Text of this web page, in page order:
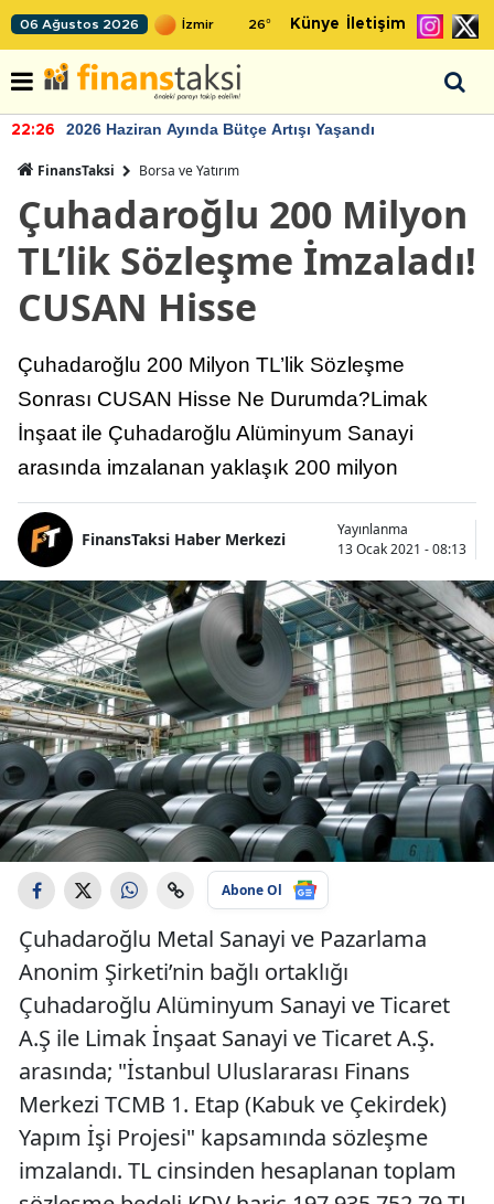
06 Ağustos 2026 26° Künye İletişim
22:26 2026 Haziran Ayında Bütçe Artışı Yaşandı
FinansTaksi Borsa ve Yatırım
Çuhadaroğlu 200 Milyon
TL’lik Sözleşme İmzaladı!
CUSAN Hisse
Çuhadaroğlu 200 Milyon TL’lik Sözleşme
Sonrası CUSAN Hisse Ne Durumda?Limak
İnşaat ile Çuhadaroğlu Alüminyum Sanayi
arasında imzalanan yaklaşık 200 milyon
FinansTaksi Haber Merkezi
Yayınlanma
13 Ocak 2021 - 08:13
Abone Ol
Çuhadaroğlu Metal Sanayi ve Pazarlama
Anonim Şirketi’nin bağlı ortaklığı
Çuhadaroğlu Alüminyum Sanayi ve Ticaret
A.Ş ile Limak İnşaat Sanayi ve Ticaret A.Ş.
arasında; "İstanbul Uluslararası Finans
Merkezi TCMB 1. Etap (Kabuk ve Çekirdek)
Yapım İşi Projesi" kapsamında sözleşme
imzalandı. TL cinsinden hesaplanan toplam